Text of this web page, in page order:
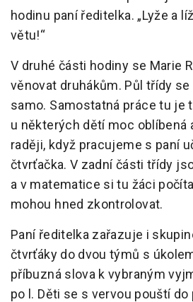
hodinu paní ředitelka. „Lyže a
větu!“
V druhé části hodiny se Marie
věnovat druhákům. Půl třídy
samo. Samostatná práce tu je
u některých dětí moc oblíbená
raději, když pracujeme s paní
čtvrťačka. V zadní části třídy
a v matematice si tu žáci
mohou hned zkontrolovat.
Paní ředitelka zařazuje i
čtvrťáky do dvou týmů s
příbuzná slova k vybraným
po l. Děti se s vervou pouští do